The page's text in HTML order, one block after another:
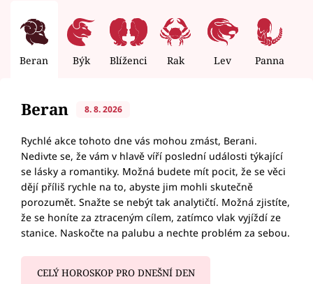
Beran Býk Blíženci Rak Lev Panna
Beran 8. 8. 2026
Rychlé akce tohoto dne vás mohou zmást, Berani.
Nedivte se, že vám v hlavě víří poslední události týkající
se lásky a romantiky. Možná budete mít pocit, že se věci
dějí příliš rychle na to, abyste jim mohli skutečně
porozumět. Snažte se nebýt tak analytičtí. Možná zjistíte,
že se honíte za ztraceným cílem, zatímco vlak vyjíždí ze
stanice. Naskočte na palubu a nechte problém za sebou.
CELÝ HOROSKOP PRO DNEŠNÍ DEN